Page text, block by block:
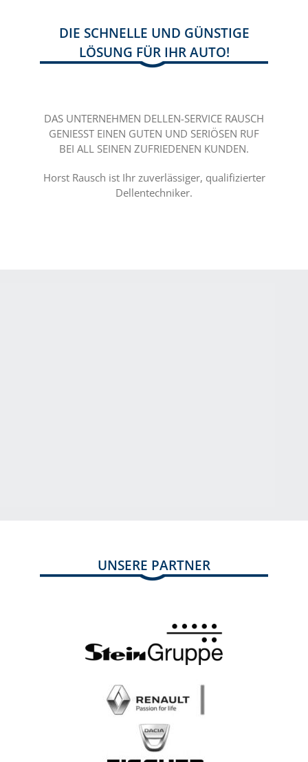
DIE SCHNELLE UND GÜNSTIGE
LÖSUNG FÜR IHR AUTO!
DAS UNTERNEHMEN DELLEN-SERVICE RAUSCH
GENIESST EINEN GUTEN UND SERIÖSEN RUF B
EI ALL SEINEN ZUFRIEDENEN KUNDEN.
Horst Rausch ist Ihr zuverlässiger, qualifizierter
Dellentechniker.
UNSERE PARTNER